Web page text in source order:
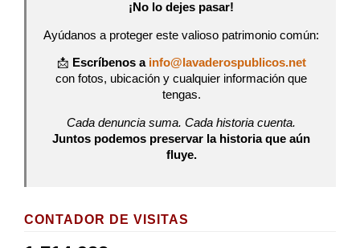
¡No lo dejes pasar!
Ayúdanos a proteger este valioso patrimonio común:
📩 Escríbenos a info@lavaderospublicos.net
con fotos, ubicación y cualquier información que
tengas.
Cada denuncia suma. Cada historia cuenta.
Juntos podemos preservar la historia que aún
fluye.
CONTADOR DE VISITAS